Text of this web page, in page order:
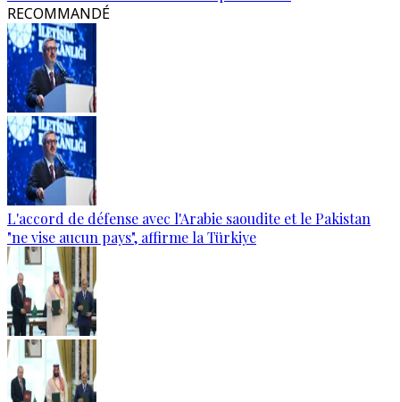
RECOMMANDÉ
L'accord de défense avec l'Arabie saoudite et le Pakistan
"ne vise aucun pays", affirme la Türkiye